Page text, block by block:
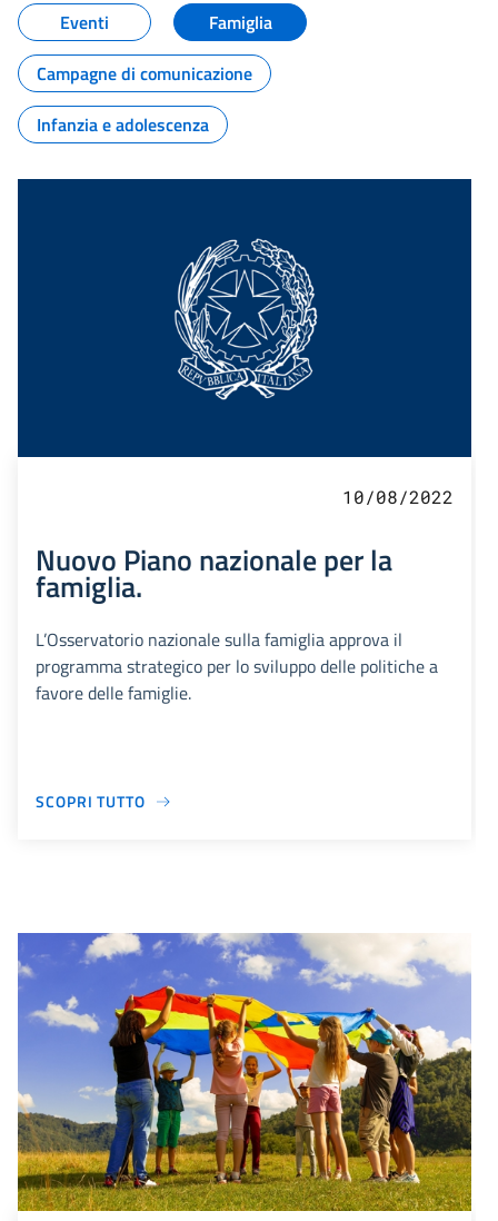
Eventi
Famiglia
Campagne di comunicazione
Infanzia e adolescenza
10/08/2022
Nuovo Piano nazionale per la
famiglia.
L’Osservatorio nazionale sulla famiglia approva il
programma strategico per lo sviluppo delle politiche a
favore delle famiglie.
SCOPRI TUTTO